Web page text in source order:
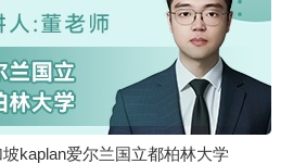
坡kaplan爱尔兰国立都柏林大学